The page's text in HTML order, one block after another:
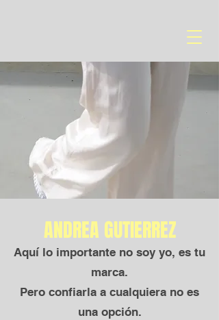
ANDREA GUTIERREZ
Aquí lo importante no soy yo, es tu
marca.
Pero confiarla a cualquiera no es
una opción.